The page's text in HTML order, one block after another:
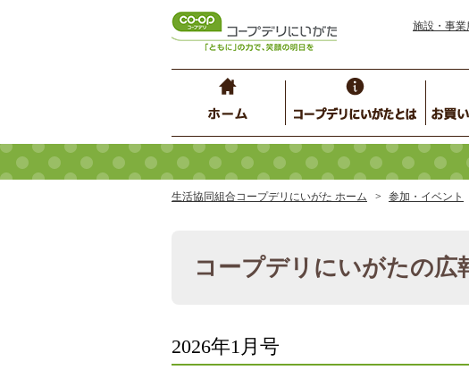
施設・事業
生活協同組合コープデリにいがた ホーム 参加・イベント
コープデリにいがたの広
2026年1月号